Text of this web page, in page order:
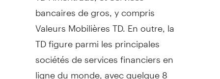
bancaires de gros, y compris
Valeurs Mobilières TD. En outre, la
TD figure parmi les principales
sociétés de services financiers en
ligne du monde, avec quelque 8